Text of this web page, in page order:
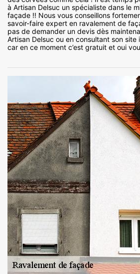
à Artisan Delsuc un spécialiste dans le
façade !! Nous vous conseillons
savoir-faire expert en ravalement de
pas de demander un devis dès
Artisan Delsuc ou en consultant son
car en ce moment c’est gratuit et oui